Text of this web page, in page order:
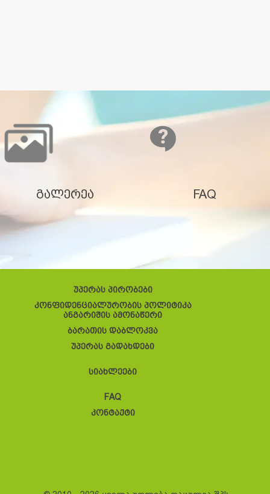
გალერეა FAQ
უპერას პირობები
კონფიდენციალურობის პოლიტიკა
ანგარიშის ამონაწერი
ბარათის დაბლოკვა
უპერას გადახდები
სიახლეები
FAQ
კონტაქტი